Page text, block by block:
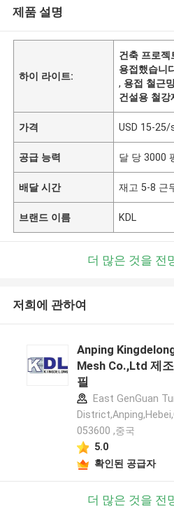
제품 설명
하이 라이트:
건축 프로젝
용접했습니
, 용접 철근
건설용 철
가격 USD 15-25/
공급 능력 달 당 3000
배달 시간 재고 5-8 근
브랜드 이름 KDL
더 많은 것을 전
저희에 관하여
Anping
Mesh Co.,Ltd 제
필
East GenGuan
053600 ,중국
5.0
확인된 공급자
더 많은 것을 전